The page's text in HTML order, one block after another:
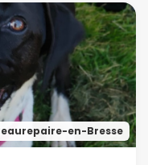
en-Bresse
50 km